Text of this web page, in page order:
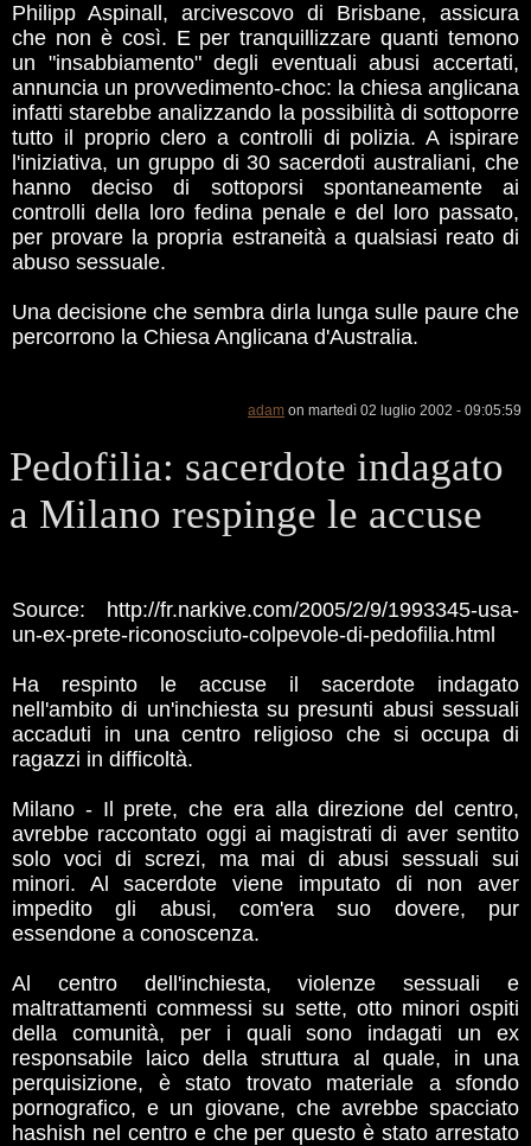
Philipp Aspinall, arcivescovo di Brisbane, assicura
che non è così. E per tranquillizzare quanti temono
un "insabbiamento" degli eventuali abusi accertati,
annuncia un provvedimento-choc: la chiesa anglicana
infatti starebbe analizzando la possibilità di sottoporre
tutto il proprio clero a controlli di polizia. A ispirare
l'iniziativa, un gruppo di 30 sacerdoti australiani, che
hanno deciso di sottoporsi spontaneamente ai
controlli della loro fedina penale e del loro passato,
per provare la propria estraneità a qualsiasi reato di
abuso sessuale.
Una decisione che sembra dirla lunga sulle paure che
percorrono la Chiesa Anglicana d'Australia.
adam on martedì 02 luglio 2002 - 09:05:59
Pedofilia: sacerdote indagato
a Milano respinge le accuse
Source: http://fr.narkive.com/2005/2/9/1993345-usa-
un-ex-prete-riconosciuto-colpevole-di-pedofilia.html
Ha respinto le accuse il sacerdote indagato
nell'ambito di un'inchiesta su presunti abusi sessuali
accaduti in una centro religioso che si occupa di
ragazzi in difficoltà.
Milano - Il prete, che era alla direzione del centro,
avrebbe raccontato oggi ai magistrati di aver sentito
solo voci di screzi, ma mai di abusi sessuali sui
minori. Al sacerdote viene imputato di non aver
impedito gli abusi, com'era suo dovere, pur
essendone a conoscenza.
Al centro dell'inchiesta, violenze sessuali e
maltrattamenti commessi su sette, otto minori ospiti
della comunità, per i quali sono indagati un ex
responsabile laico della struttura al quale, in una
perquisizione, è stato trovato materiale a sfondo
pornografico, e un giovane, che avrebbe spacciato
hashish nel centro e che per questo è stato arrestato